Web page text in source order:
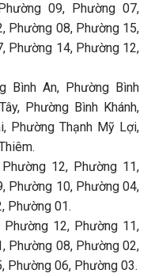
09, Phường 07,
Phường 08, Phường 15,
Phường 14, Phường 12,
Bình An, Phường Bình
Phường Bình Khánh,
Phường Thạnh Mỹ Lợi,
12, Phường 11,
Phường 10, Phường 04,
Phường 01.
12, Phường 11,
Phường 08, Phường 02,
Phường 06, Phường 03.